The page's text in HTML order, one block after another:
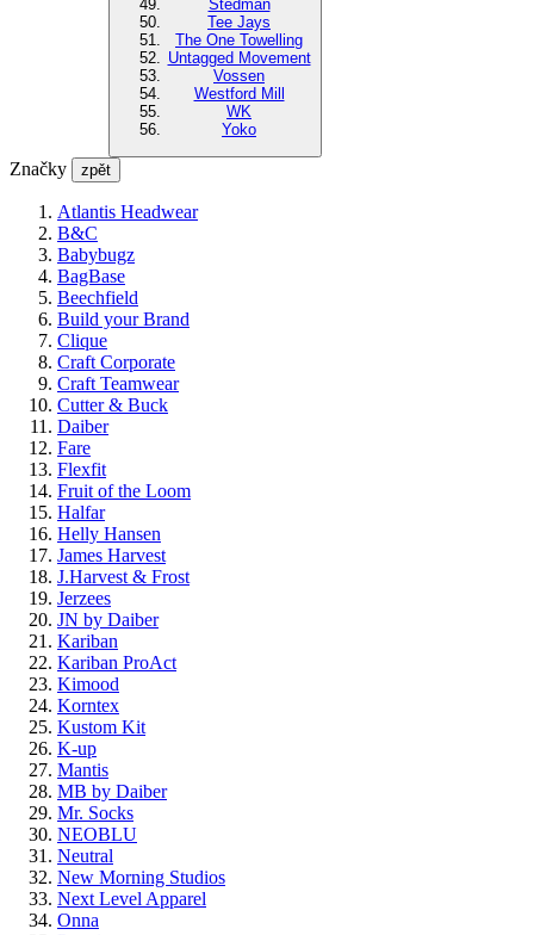
Stedman
Tee Jays
The One Towelling
Untagged Movement
Vossen
Westford Mill
WK
Yoko
Značky zpět
Atlantis Headwear
B&C
Babybugz
BagBase
Beechfield
Build your Brand
Clique
Craft Corporate
Craft Teamwear
Cutter & Buck
Daiber
Fare
Flexfit
Fruit of the Loom
Halfar
Helly Hansen
James Harvest
J.Harvest & Frost
Jerzees
JN by Daiber
Kariban
Kariban ProAct
Kimood
Korntex
Kustom Kit
K-up
Mantis
MB by Daiber
Mr. Socks
NEOBLU
Neutral
New Morning Studios
Next Level Apparel
Onna